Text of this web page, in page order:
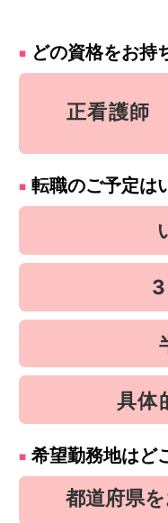
どの資格をお持
正看護師
転職のご予定は
具体
希望勤務地はど